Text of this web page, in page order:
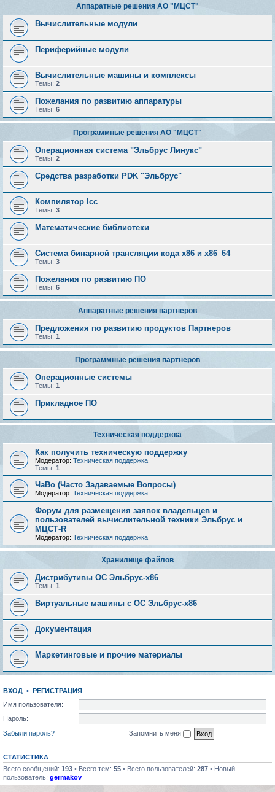
Аппаратные решения АО "МЦСТ"
Вычислительные модули
Периферийные модули
Вычислительные машины и комплексы
Темы: 2
Пожелания по развитию аппаратуры
Темы: 6
Программные решения АО "МЦСТ"
Операционная система "Эльбрус Линукс"
Темы: 2
Средства разработки PDK "Эльбрус"
Компилятор lcc
Темы: 3
Математические библиотеки
Система бинарной трансляции кода х86 и х86_64
Темы: 3
Пожелания по развитию ПО
Темы: 6
Аппаратные решения партнеров
Предложения по развитию продуктов Партнеров
Темы: 1
Программные решения партнеров
Операционные системы
Темы: 1
Прикладное ПО
Техническая поддержка
Как получить техническую поддержку
Модератор: Техническая поддержка
Темы: 1
ЧаВо (Часто Задаваемые Вопросы)
Модератор: Техническая поддержка
Форум для размещения заявок владельцев и
пользователей вычислительной техники Эльбрус и
МЦСТ-R
Модератор: Техническая поддержка
Хранилище файлов
Дистрибутивы ОС Эльбрус-x86
Темы: 1
Виртуальные машины с ОС Эльбрус-x86
Документация
Маркетинговые и прочие материалы
ВХОД • РЕГИСТРАЦИЯ
Имя пользователя:
Пароль:
Забыли пароль?
Запомнить меня
СТАТИСТИКА
Всего сообщений: 193 • Всего тем: 55 • Всего пользователей: 287 • Новый
пользователь: germakov